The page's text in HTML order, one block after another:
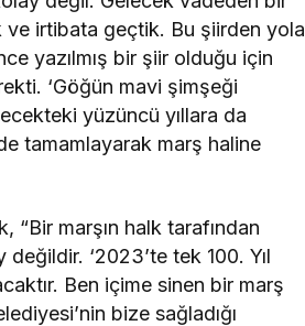
ve irtibata geçtik. Bu şiirden yola
yazılmış bir şiir olduğu için
‘Göğün mavi şimşeği
yüzüncü yıllara da
tamamlayarak marş haline
“Bir marşın halk tarafından
‘2023’te tek 100. Yıl
Ben içime sinen bir marş
bize sağladığı